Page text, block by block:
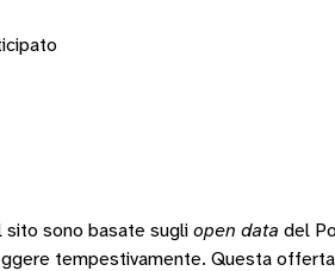
sito sono basate sugli open data del
tempestivamente. Questa